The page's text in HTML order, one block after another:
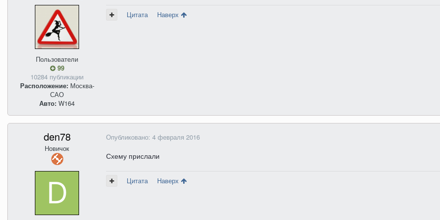
Пользователи
99
10284 публикации
Расположение:Москва-
САО
Авто: W164
Цитата Наверх
den78
Новичок
Опубликовано: 4 февраля 2016
Схему прислали
Цитата Наверх